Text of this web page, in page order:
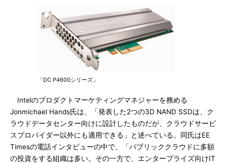
「DC P4600シリーズ」
Intelのプロダクトマーケティングマネジャーを務める
Jonmichael Hands氏は、「発表した2つの3D NAND SSDは、ク
ラウドデータセンター向けに設計したものだが、クラウドサービ
スプロバイダー以外にも適用できる」と述べている。同氏はEE
Timesの電話インタビューの中で、「パブリッククラウドに多額
の投資をする組織は多い。その一方で、エンタープライズ向けIT